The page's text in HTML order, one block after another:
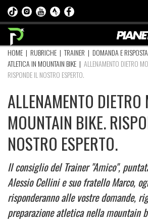
HOME | RUBRICHE |TRAINER | DOMANDA E
ATLETICA IN MOUNTAIN BIKE | ALLENAMENTO DIETRO
RISPONDE IL NOSTRO ESPERTO.
ALLENAMENTO DIETRO
MOUNTAIN BIKE.
NOSTRO ESPERTO.
Il consiglio del Trainer "Amico",
Alessio Cellini e suo fratello Marco,
risponderanno alle vostre domande,
preparazione atletica nella mountain